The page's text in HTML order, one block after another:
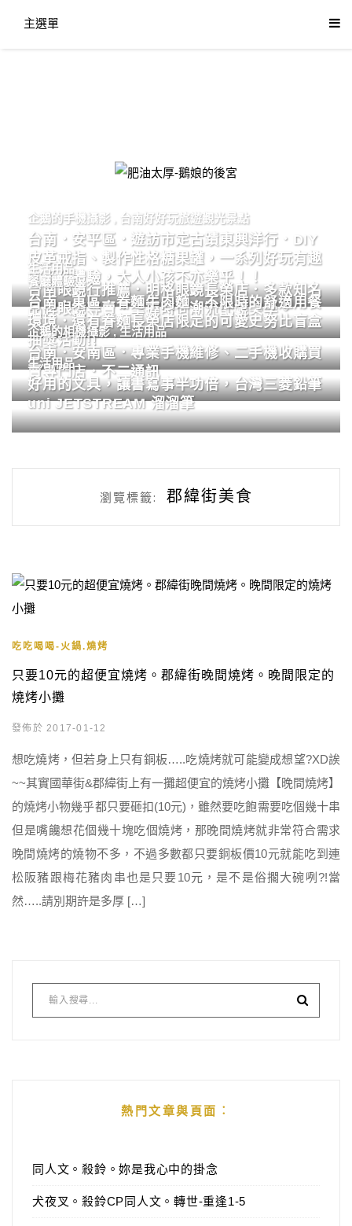
主選單
肥油太厚-鵝娘的後宮
企鵝的手機攝影 台南好好玩旅遊觀光景點
台南．安平區．遊訪市定古蹟東興洋行．DIY
皮革戒指、製作性格糖果罐，一系列好玩有趣
的手作體驗，大人小孩不亦樂乎！！
生活用品
台南眼鏡行推薦．明格眼鏡長榮店．多款知名
品牌眼鏡專賣．掌握時尚潮流配鏡美學。
餐廳體驗
台南．東區．眷麵牛肉麵．不限時的舒適用餐
環境．還有眷麵長榮店限定的可愛史努比盲盒
抽獎活動!!
企鵝的相機攝影,生活用品
台南．安南區．專業手機維修、二手機收購買
賣專門店．不二通訊
生活用品
好用的文具，讓書寫事半功倍，台灣三菱鉛筆
uni JETSTREAM 溜溜筆
瀏覽標籤: 郡緯街美食
吃吃喝喝-火鍋.燒烤
只要10元的超便宜燒烤。郡緯街晚間燒烤。晚間限定的
燒烤小攤
發佈於 2017-01-12
想吃燒烤，但若身上只有銅板…..吃燒烤就可能變成想望?XD誒
~~其實國華街&郡緯街上有一攤超便宜的燒烤小攤【晚間燒烤】
的燒烤小物幾乎都只要砸扣(10元)，雖然要吃飽需要吃個幾十串
但是嘴饞想花個幾十塊吃個燒烤，那晚間燒烤就非常符合需求
晚間燒烤的燒物不多，不過多數都只要銅板價10元就能吃到連
松阪豬跟梅花豬肉串也是只要10元，是不是俗擱大碗咧?!當
然…..請別期許是多厚 […]
熱門文章與頁面︰
同人文。殺鈴。妳是我心中的掛念
犬夜叉。殺鈴CP同人文。轉世-重逢1-5